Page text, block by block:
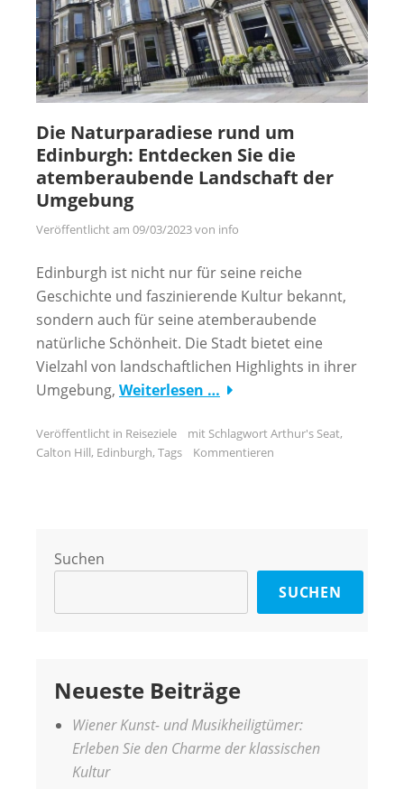
Die Naturparadiese rund um
Edinburgh: Entdecken Sie die
atemberaubende Landschaft der
Umgebung
Veröffentlicht am 09/03/2023von info
Edinburgh ist nicht nur für seine reiche
Geschichte und faszinierende Kultur bekannt,
sondern auch für seine atemberaubende
natürliche Schönheit. Die Stadt bietet eine
Vielzahl von landschaftlichen Highlights in ihrer
Umgebung, Weiterlesen …
Veröffentlicht in Reiseziele mit SchlagwortArthur's Seat,
Calton Hill, Edinburgh, Tags Kommentieren
Suchen
SUCHEN
Neueste Beiträge
Wiener Kunst- und Musikheiligtümer:
Erleben Sie den Charme der klassischen
Kultur